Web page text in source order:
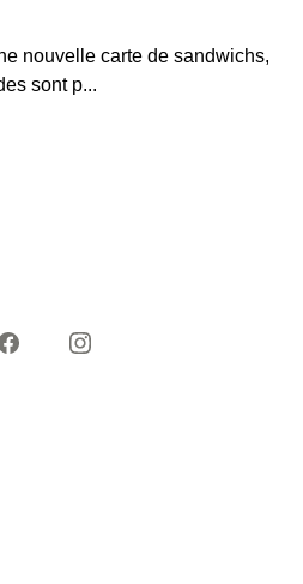
nouvelle carte de sandwichs,
sont p...